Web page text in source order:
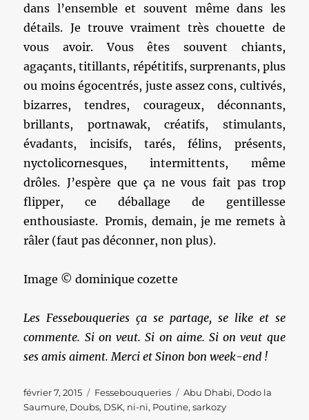
dans l’ensemble et souvent même dans les
détails. Je trouve vraiment très chouette de
vous avoir. Vous êtes souvent chiants,
agaçants, titillants, répétitifs, surprenants, plus
ou moins égocentrés, juste assez cons, cultivés,
bizarres, tendres, courageux, déconnants,
brillants, portnawak, créatifs, stimulants,
évadants, incisifs, tarés, félins, présents,
nyctolicornesques, intermittents, même
drôles. J’espère que ça ne vous fait pas trop
flipper, ce déballage de gentillesse
enthousiaste. Promis, demain, je me remets à
râler (faut pas déconner, non plus).
Image © dominique cozette
Les Fessebouqueries ça se partage, se like et se
commente. Si on veut. Si on aime. Si on veut que
ses amis aiment. Merci et Sinon bon week-end !
Publié
le
février 7, 2015 Catégories
Fessebouqueries Étiquettes
Abu Dhabi, Dodo la
Saumure, Doubs, DSK, ni-ni, Poutine,sarkozy